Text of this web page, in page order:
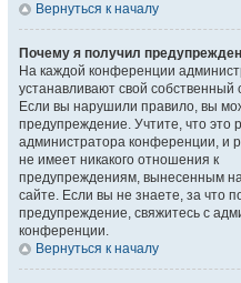
Вернуться к началу
Почему я получил
На каждой конференции
устанавливают свой собственный
Если вы нарушили правило, вы
предупреждение. Учтите, что это
администратора конференции, и
не имеет никакого отношения к
предупреждениям, вынесенным
сайте. Если вы не знаете, за что
предупреждение, свяжитесь с
конференции.
Вернуться к началу